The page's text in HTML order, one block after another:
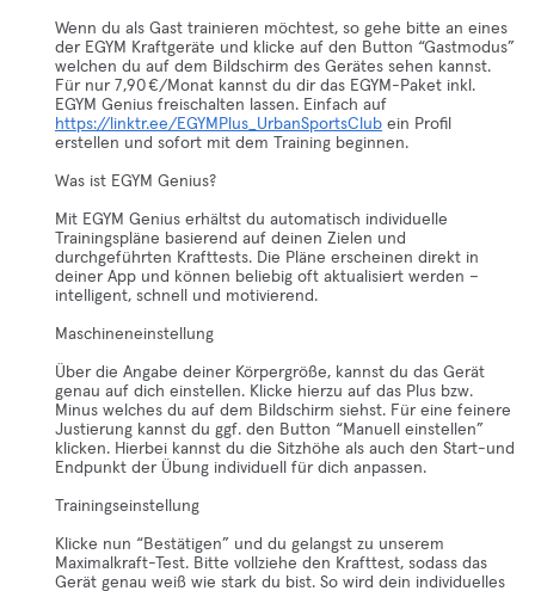
Wenn du als Gast trainieren möchtest, so gehe bitte an eines
der EGYM Kraftgeräte und klicke auf den Button “Gastmodus”
welchen du auf dem Bildschirm des Gerätes sehen kannst.
Für nur 7,90 €/Monat kannst du dir das EGYM-Paket inkl.
EGYM Genius freischalten lassen. Einfach auf
https://linktr.ee/EGYMPlus_UrbanSportsClub ein Profil
erstellen und sofort mit dem Training beginnen.
Was ist EGYM Genius?
Mit EGYM Genius erhältst du automatisch individuelle
Trainingspläne basierend auf deinen Zielen und
durchgeführten Krafttests. Die Pläne erscheinen direkt in
deiner App und können beliebig oft aktualisiert werden –
intelligent, schnell und motivierend.
Maschineneinstellung
Über die Angabe deiner Körpergröße, kannst du das Gerät
genau auf dich einstellen. Klicke hierzu auf das Plus bzw.
Minus welches du auf dem Bildschirm siehst. Für eine feinere
Justierung kannst du ggf. den Button “Manuell einstellen”
klicken. Hierbei kannst du die Sitzhöhe als auch den Start-und
Endpunkt der Übung individuell für dich anpassen.
Trainingseinstellung
Klicke nun “Bestätigen” und du gelangst zu unserem
Maximalkraft-Test. Bitte vollziehe den Krafttest, sodass das
Gerät genau weiß wie stark du bist. So wird dein individuelles